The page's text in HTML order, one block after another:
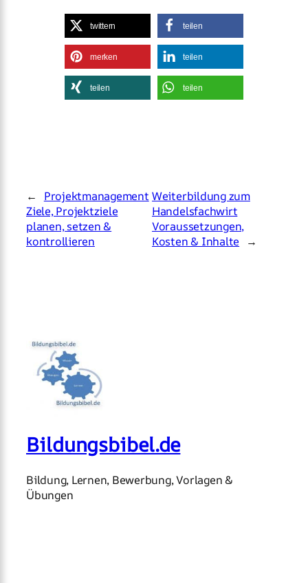
twittern teilen
merken teilen
teilen teilen
←
Projektmanagement
Ziele, Projektziele
planen, setzen &
kontrollieren
Weiterbildung zum
Handelsfachwirt
Voraussetzungen,
Kosten & Inhalte
→
Bildungsbibel.de
Bildung, Lernen, Bewerbung, Vorlagen &
Übungen